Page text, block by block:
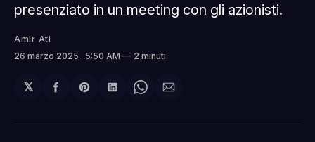
presenziato in un meeting con gli azionisti.
Amir Ati
26 marzo 2025 . 5:50 AM 2 minuti
𝕏
Condividi
Facebook
Share
Pinterest
Condividi
LinkedIn
Share
WhatsApp
Condividi
email